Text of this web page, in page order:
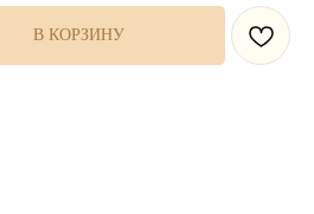
В КОРЗИНУ